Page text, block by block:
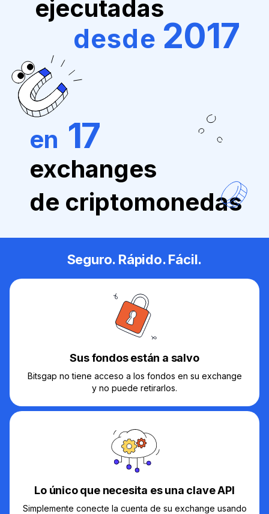
ejecutadas
desde 2017
en 17
exchanges
de criptomonedas
Seguro. Rápido. Fácil.
Sus fondos están a salvo
Bitsgap no tiene acceso a los fondos en su exchange
y no puede retirarlos.
Lo único que necesita es una clave API
Simplemente conecte la cuenta de su exchange usando